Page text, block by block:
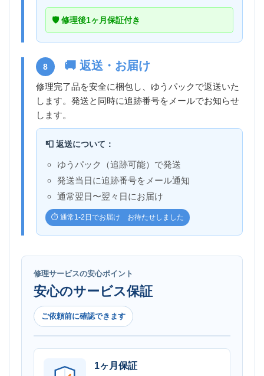
🛡️ 修理後1ヶ月保証付き
8 🚚 返送・お届け
修理完了品を安全に梱包し、ゆうパックで返送いた
します。発送と同時に追跡番号をメールでお知らせ
します。
📮 返送について：
ゆうパック（追跡可能）で発送
発送当日に追跡番号をメール通知
通常翌日〜翌々日にお届け
⏱️ 通常1-2日でお届け お待たせしました
修理サービスの安心ポイント
安心のサービス保証
ご依頼前に確認できます
1ヶ月保証